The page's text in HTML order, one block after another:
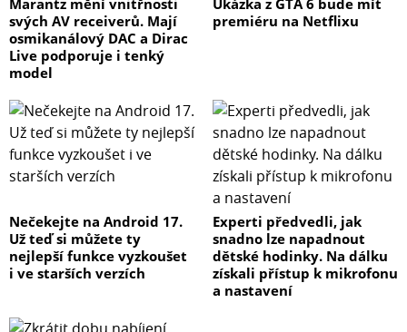
Marantz mění vnitřnosti
svých AV receiverů. Mají
osmikanálový DAC a Dirac
Live podporuje i tenký
model
Ukázka z GTA 6 bude mít
premiéru na Netflixu
Nečekejte na Android 17.
Už teď si můžete ty
nejlepší funkce vyzkoušet
i ve starších verzích
Experti předvedli, jak
snadno lze napadnout
dětské hodinky. Na dálku
získali přístup k mikrofonu
a nastavení